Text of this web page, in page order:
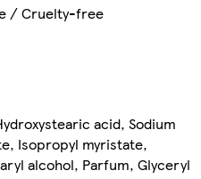
/ Cruelty-free
acid, Sodium
Isopropyl myristate,
alcohol, Parfum, Glyceryl